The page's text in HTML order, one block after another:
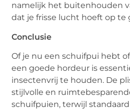
namelijk het buitenhouden
dat je frisse lucht hoeft op te
Conclusie
Of je nu een schuifpui hebt
een goede hordeur is
insectenvrij te houden. De
stijlvolle en
schuifpuien, terwijl